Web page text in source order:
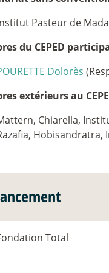
Pasteur de
du CEPED
Dolorès
extérieurs au
Chiarella,
Hobisandratra,
Total